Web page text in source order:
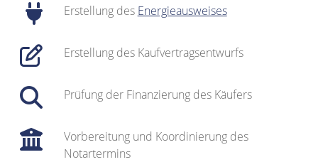
Erstellung des Energieausweises
Erstellung des Kaufvertragsentwurfs
Prüfung der Finanzierung des Käufers
Vorbereitung und Koordinierung des
Notartermins